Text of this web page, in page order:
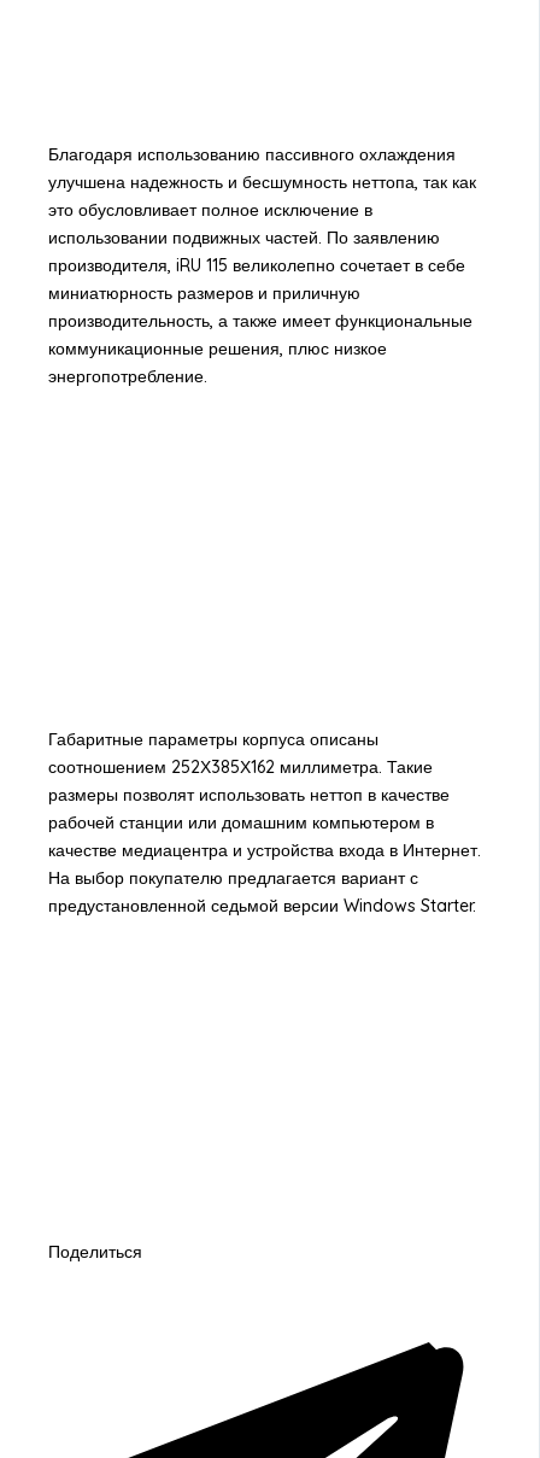
Благодаря использованию пассивного охлаждения
улучшена надежность и бесшумность неттопа, так как
это обусловливает полное исключение в
использовании подвижных частей. По заявлению
производителя, iRU 115 великолепно сочетает в себе
миниатюрность размеров и приличную
производительность, а также имеет функциональные
коммуникационные решения, плюс низкое
энергопотребление.
Габаритные параметры корпуса описаны
соотношением 252Х385Х162 миллиметра. Такие
размеры позволят использовать неттоп в качестве
рабочей станции или домашним компьютером в
качестве медиацентра и устройства входа в Интернет.
На выбор покупателю предлагается вариант с
предустановленной седьмой версии Windows Starter.
Поделиться